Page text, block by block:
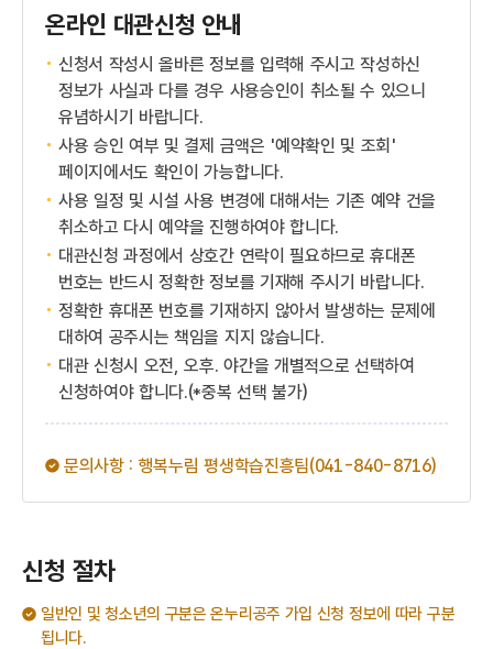
온라인 대관신청 안내
신청서 작성시 올바른 정보를 입력해 주시고 작성하신
정보가 사실과 다를 경우 사용승인이 취소될 수 있으니
유념하시기 바랍니다.
사용 승인 여부 및 결제 금액은 '예약확인 및 조회'
페이지에서도 확인이 가능합니다.
사용 일정 및 시설 사용 변경에 대해서는 기존 예약 건을
취소하고 다시 예약을 진행하여야 합니다.
대관신청 과정에서 상호간 연락이 필요하므로 휴대폰
번호는 반드시 정확한 정보를 기재해 주시기 바랍니다.
정확한 휴대폰 번호를 기재하지 않아서 발생하는 문제에
대하여 공주시는 책임을 지지 않습니다.
대관 신청시 오전, 오후. 야간을 개별적으로 선택하여
신청하여야 합니다.(*중복 선택 불가)
문의사항 : 행복누림 평생학습진흥팀(041-840-8716)
신청 절차
일반인 및 청소년의 구분은 온누리공주 가입 신청 정보에 따라 구분
됩니다.